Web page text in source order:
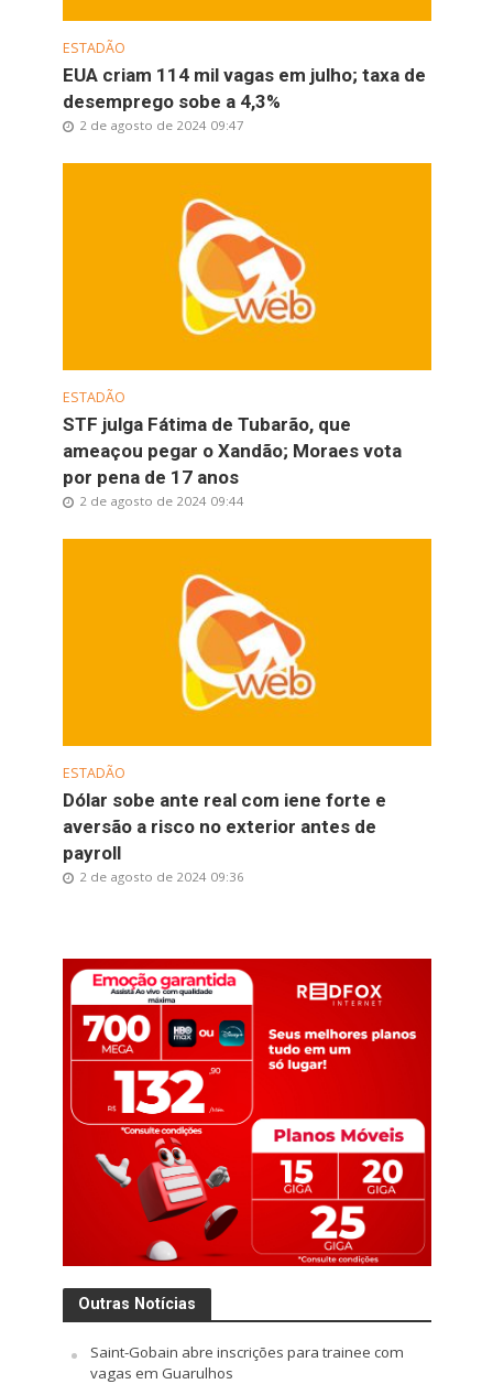
ESTADÃO
EUA criam 114 mil vagas em julho; taxa de
desemprego sobe a 4,3%
2 de agosto de 2024 09:47
ESTADÃO
STF julga Fátima de Tubarão, que
ameaçou pegar o Xandão; Moraes vota
por pena de 17 anos
2 de agosto de 2024 09:44
ESTADÃO
Dólar sobe ante real com iene forte e
aversão a risco no exterior antes de
payroll
2 de agosto de 2024 09:36
Outras Notícias
Saint-Gobain abre inscrições para trainee com
vagas em Guarulhos